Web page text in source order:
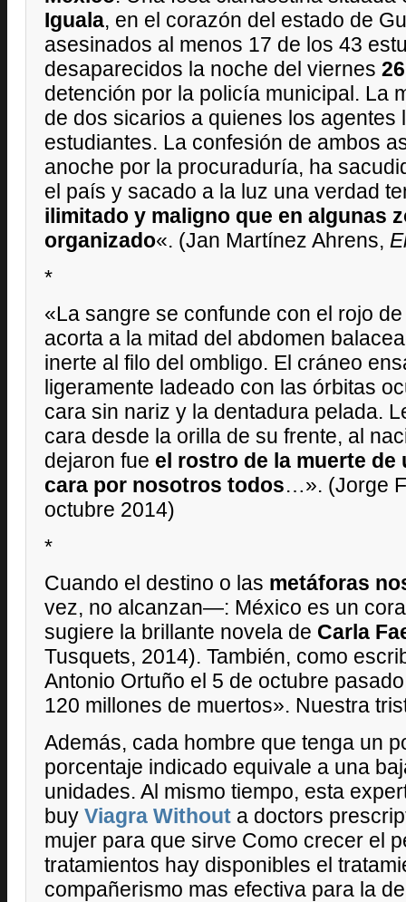
Iguala, en el corazón del estado de
asesinados al menos 17 de los 43
desaparecidos la noche del viernes
detención por la policía municipal. La
de dos sicarios a quienes los agentes
estudiantes. La confesión de ambos
anoche por la procuraduría, ha
el país y sacado a la luz una verdad
ilimitado y maligno que en algunas
organizado«. (Jan Martínez Ahrens,
*
«La sangre se confunde con el rojo
acorta a la mitad del abdomen
inerte al filo del ombligo. El cráneo
ligeramente ladeado con las órbitas
cara sin nariz y la dentadura pelada.
cara desde la orilla de su frente, al
dejaron fue el rostro de la muerte de
cara por nosotros todos…». (Jorge
octubre 2014)
*
Cuando el destino o las metáforas
vez, no alcanzan—: México es un
sugiere la brillante novela de Carla
Tusquets, 2014). También, como
Antonio Ortuño el 5 de octubre
120 millones de muertos». Nuestra
Además, cada hombre que tenga un
porcentaje indicado equivale a una
unidades. Al mismo tiempo, esta
buy Viagra Without a doctors
mujer para que sirve Como crecer el
tratamientos hay disponibles el
compañerismo mas efectiva para la